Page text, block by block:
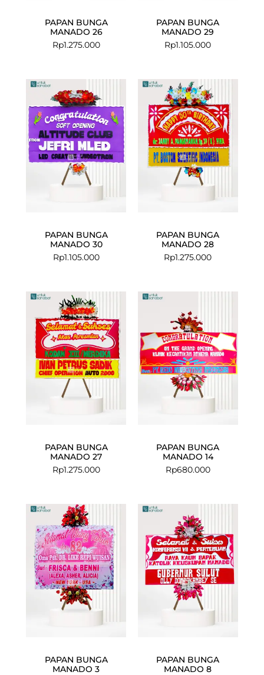
PAPAN BUNGA
MANADO 26
Rp1.275.000
PAPAN BUNGA
MANADO 29
Rp1.105.000
PAPAN BUNGA
MANADO 30
Rp1.105.000
PAPAN BUNGA
MANADO 28
Rp1.275.000
PAPAN BUNGA
MANADO 27
Rp1.275.000
PAPAN BUNGA
MANADO 14
Rp680.000
PAPAN BUNGA
MANADO 3
PAPAN BUNGA
MANADO 8